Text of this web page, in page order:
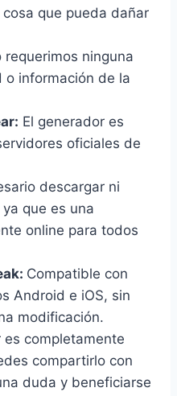
que pueda dañar
requerimos ninguna
información de la
El generador es
oficiales de
descargar ni
que es una
online para todos
Compatible con
Android e iOS, sin
modificación.
es completamente
compartirlo con
duda y beneficiarse